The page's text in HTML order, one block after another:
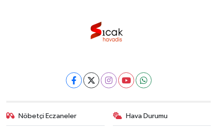
Nöbetçi Eczaneler Hava Durumu